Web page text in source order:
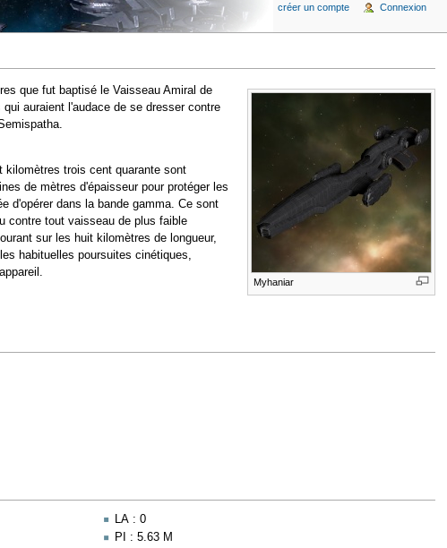
Myhaniar
que fut baptisé le Vaisseau Amiral de
auraient l'audace de se dresser contre
kilomètres trois cent quarante sont
de mètres d'épaisseur pour protéger les
d'opérer dans la bande gamma. Ce sont
contre tout vaisseau de plus faible
sur les huit kilomètres de longueur,
habituelles poursuites cinétiques,
LA : 0
PI : 5.63 M
créer un compte Connexion